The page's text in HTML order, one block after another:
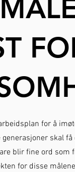
for å
skal få
blir fine ord som
for disse